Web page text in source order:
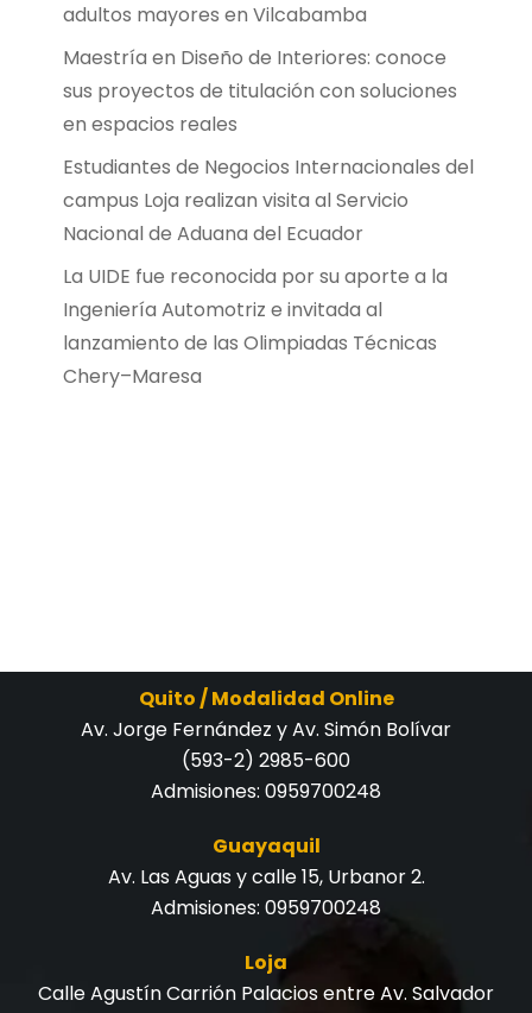
adultos mayores en Vilcabamba
Maestría en Diseño de Interiores: conoce
sus proyectos de titulación con soluciones
en espacios reales
Estudiantes de Negocios Internacionales del
campus Loja realizan visita al Servicio
Nacional de Aduana del Ecuador
La UIDE fue reconocida por su aporte a la
Ingeniería Automotriz e invitada al
lanzamiento de las Olimpiadas Técnicas
Chery–Maresa
Quito / Modalidad Online
Av. Jorge Fernández y Av. Simón Bolívar
(593-2) 2985-600
Admisiones: 0959700248
Guayaquil
Av. Las Aguas y calle 15, Urbanor 2.
Admisiones: 0959700248
Loja
Calle Agustín Carrión Palacios entre Av. Salvador